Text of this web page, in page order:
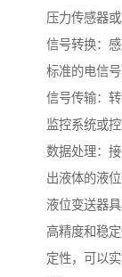
压力传感器或
信号转换：
标准的电信号
信号传输：
监控系统或控
数据处理：
出液体的液位
液位变送器具
高精度和稳
定性，可以